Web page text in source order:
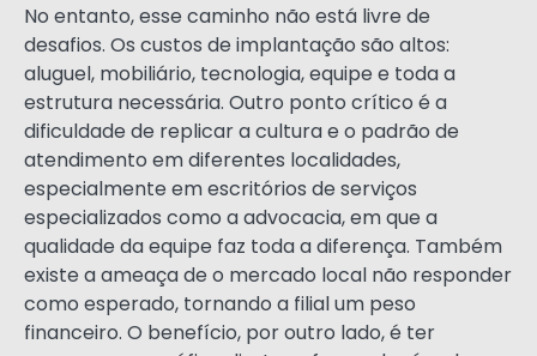
No entanto, esse caminho não está livre de
desafios. Os custos de implantação são altos:
aluguel, mobiliário, tecnologia, equipe e toda a
estrutura necessária. Outro ponto crítico é a
dificuldade de replicar a cultura e o padrão de
atendimento em diferentes localidades,
especialmente em escritórios de serviços
especializados como a advocacia, em que a
qualidade da equipe faz toda a diferença. Também
existe a ameaça de o mercado local não responder
como esperado, tornando a filial um peso
financeiro. O benefício, por outro lado, é ter